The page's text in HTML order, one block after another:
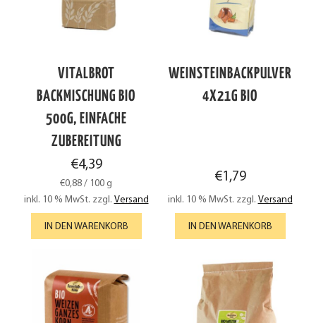
VITALBROT
BACKMISCHUNG BIO
500G, EINFACHE
ZUBEREITUNG
€4,39
€0,88 / 100 g
inkl. 10 % MwSt. zzgl. Versand
IN DEN WARENKORB
WEINSTEINBACKPULVER
4X21G BIO
€1,79
inkl. 10 % MwSt. zzgl. Versand
IN DEN WARENKORB